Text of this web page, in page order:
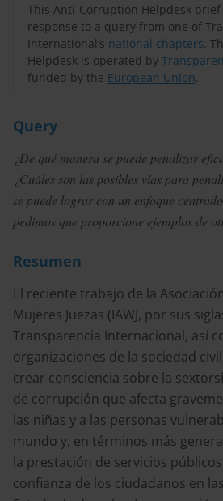
This Anti-Corruption Helpdesk
response to a query from one of
International’s national chapters.
Helpdesk is operated by
funded by the European Union.
Query
¿De qué manera se puede penalizar
¿Cuáles son las posibles vías para
se puede lograr con un enfoque
pedimos que proporcione ejemplos de
Resumen
El reciente trabajo de la
Mujeres Juezas (IAWJ, por sus
Transparencia Internacional, así
organizaciones de la sociedad
crear consciencia sobre la
de corrupción que afecta
las niñas y a las personas
mundo y, en términos más
la prestación de servicios
confianza de los ciudadanos en